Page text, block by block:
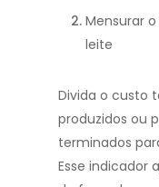
Mensurar
leite
Divida o custo
produzidos ou
terminados
Esse indicador